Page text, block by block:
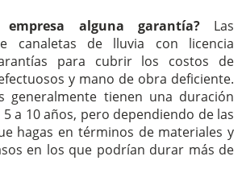
alguna garantía?Las
canaletas de lluvia con licencia
para cubrir los costos de
y mano de obra deficiente.
generalmente tienen una duración
a 10 años, pero dependiendo de las
hagas en términos de materiales y
en los que podrían durar más de